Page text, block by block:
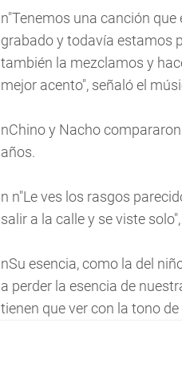
n"Tenemos una canción
grabado y todavía estamos
también la mezclamos y
mejor acento", señaló el
nChino y Nacho
años.
n n"Le ves los rasgos
salir a la calle y se viste
nSu esencia, como la del
a perder la esencia de
tienen que ver con la tono